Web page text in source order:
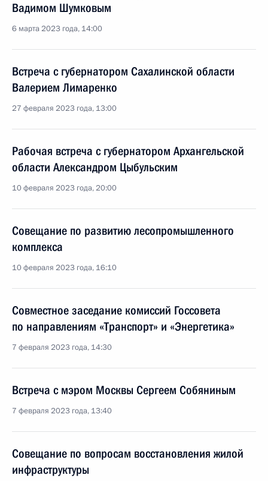
Вадимом Шумковым
6 марта 2023 года, 14:00
Встреча с губернатором Сахалинской области
Валерием Лимаренко
27 февраля 2023 года, 13:00
Рабочая встреча с губернатором Архангельской
области Александром Цыбульским
10 февраля 2023 года, 20:00
Совещание по развитию лесопромышленного
комплекса
10 февраля 2023 года, 16:10
Совместное заседание комиссий Госсовета
по направлениям «Транспорт» и «Энергетика»
7 февраля 2023 года, 14:30
Встреча с мэром Москвы Сергеем Собяниным
7 февраля 2023 года, 13:40
Совещание по вопросам восстановления жилой
инфраструктуры